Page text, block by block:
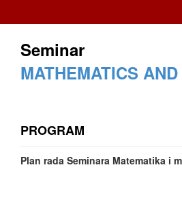
Seminar
MATHEMATICS
PROGRAM
Plan rada Seminara Matematika i